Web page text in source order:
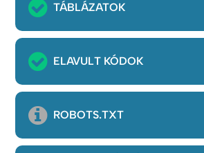
TÁBLÁZATOK
ELAVULT KÓDOK
ROBOTS.TXT